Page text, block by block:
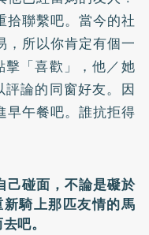
拾聯繫吧。當今的社
，所以你肯定有個一
「喜歡」，他／她
論的同窗好友。因
早午餐吧。誰抗拒得
己碰面，不論是礙於
騎上那匹友情的馬
吧。